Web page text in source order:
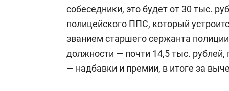
собеседники, это будет от 30 тыс.
полицейского ППС, который
званием старшего сержанта
должности — почти 14,5 тыс.
— надбавки и премии, в итоге за